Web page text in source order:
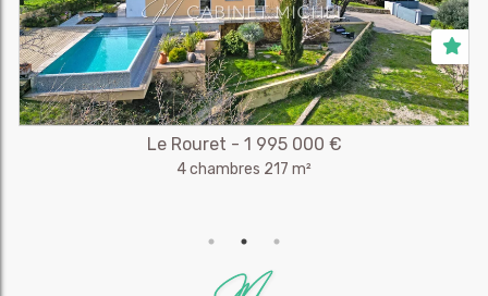
Le Rouret - 1 995 000 €
4 chambres 217 m²